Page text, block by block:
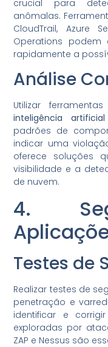
crucial para
anômalas.
CloudTrail, Azure
Operations
rapidamente a
Análise
Utilizar
inteligência
padrões de
indicar uma
oferece soluções
visibilidade e a
de nuvem.
4.
Testes de
Realizar testes de
penetração e
identificar e
exploradas por
ZAP e Nessus são